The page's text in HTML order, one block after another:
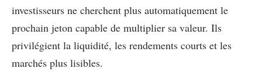
investisseurs ne cherchent plus automatiquement le
prochain jeton capable de multiplier sa valeur. Ils
privilégient la liquidité, les rendements courts et les
marchés plus lisibles.